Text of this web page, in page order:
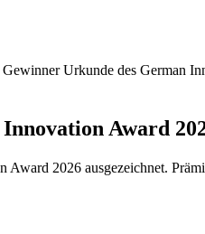
Award
2026 ausgezeichnet.